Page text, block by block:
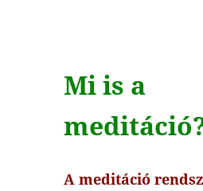
Mi is a
A meditáció